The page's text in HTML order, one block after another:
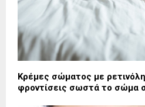
Κρέμες σώματος με
φροντίσεις σωστά το σώμα